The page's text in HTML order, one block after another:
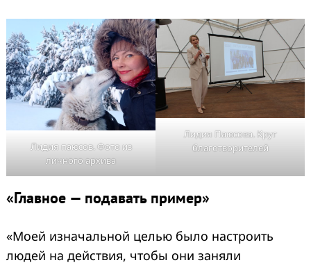
Лидия паюсов. Фото из
личного архива
Лидия Паюсова. Круг
благотворителей
«Главное — подавать пример»
«Моей изначальной целью было настроить
людей на действия, чтобы они заняли